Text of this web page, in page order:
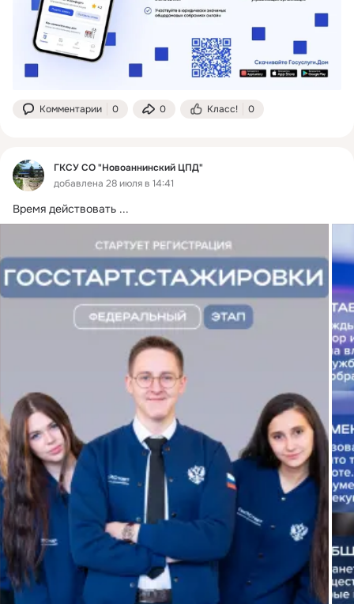
Комментарии 0 0 Класс! 0
ГКСУ СО "Новоаннинский ЦПД"
добавлена 28 июля в 14:41
Время действовать ...